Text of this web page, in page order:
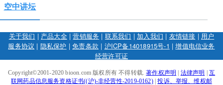
空中讲坛
关于我们 | 产品大全|营销服务 | 联系我们 | 加入我们 | 友情链接 | 用户
服务协议 | 隐私保护 |免责条款 | 沪ICP备14018915号-1 |增值电信业务
经营许可证
Copyright©2001-2020 bioon.com 版权所有 不得转载.著作权声明 法律声明
互
联网药品信息服务资格证书((沪)-非经营性-2019-0162)|投诉、举报、维权邮